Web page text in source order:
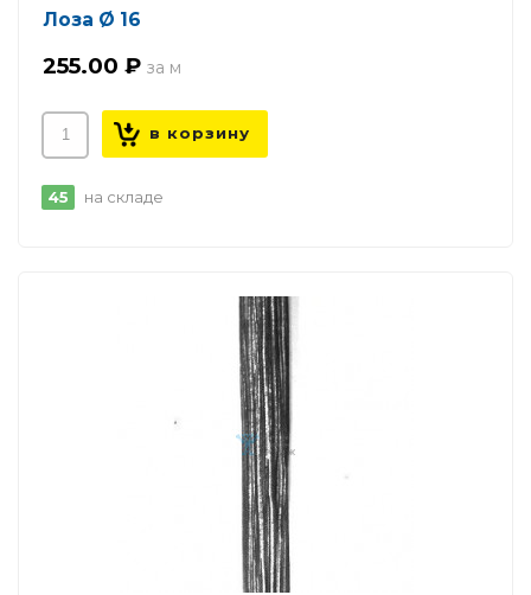
Лоза Ø 16
255.00 ₽
45 на складе